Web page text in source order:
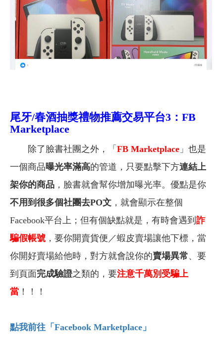
尾牙/春酒抽獎禮物推薦交易平台3：FB
Marketplace
除了臉書社團之外，「 FB Marketplace 」也是
一個商品曝光率滿高的管道，只要點擊下方連結上
架你的商品 ，臉書就會幫你增加曝光率。優點是你
不用到很多個社團去PO文 ，就會顯示在整個
Facebook平台上；但有個缺點就是，有時會遇到 詐
騙假帳號 ，要你開賣貨便／蝦皮賣場讓他下標，當
你開好賣場給他時，對方就會說你的賣場異常、要
到頁面完成驗證之類的，要注意千萬別受騙上
當 ！！！
點我前往「Facebook Marketplace 」